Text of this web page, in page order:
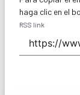
haga clic en el
RSS link